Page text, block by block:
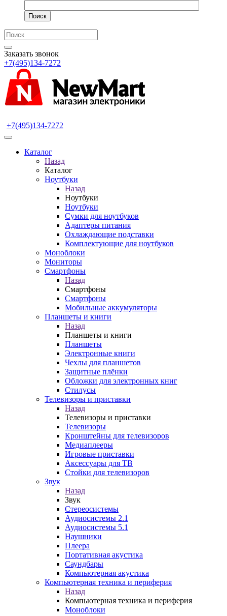
Поиск
Заказать звонок
+7(495)134-7272
+7(495)134-7272
Каталог
Назад
Каталог
Ноутбуки
Назад
Ноутбуки
Ноутбуки
Сумки для ноутбуков
Адаптеры питания
Охлаждающие подставки
Комплектующие для ноутбуков
Моноблоки
Мониторы
Смартфоны
Назад
Смартфоны
Смартфоны
Мобильные аккумуляторы
Планшеты и книги
Назад
Планшеты и книги
Планшеты
Электронные книги
Чехлы для планшетов
Защитные плёнки
Обложки для электронных книг
Стилусы
Телевизоры и приставки
Назад
Телевизоры и приставки
Телевизоры
Кронштейны для телевизоров
Медиаплееры
Игровые приставки
Аксессуары для ТВ
Стойки для телевизоров
Звук
Назад
Звук
Стереосистемы
Аудиосистемы 2.1
Аудиосистемы 5.1
Наушники
Плеера
Портативная акустика
Саундбары
Компьютерная акустика
Компьютерная техника и периферия
Назад
Компьютерная техника и периферия
Моноблоки